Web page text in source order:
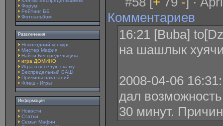
Форум
Рейтинг ББ
Фотоальбом
Развлечения
Новогодний конкурс
Мистер Мафия
Найти Беспредельщика
игра ДОМИНО
Игра в весёлую сказку
Беспредельный БАШ
Причины наказаний
Флеш - Игры
Информация
Новости
Статьи
Семьи Мафии
Комментариев
16:21 [Buba]
на шашлык
2008-04-06
дал
30 минут.